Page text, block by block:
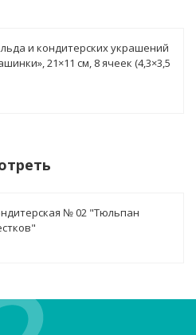
и кондитерских украшений
21×11 см, 8 ячеек (4,3×3,5
№ 02 "Тюльпан